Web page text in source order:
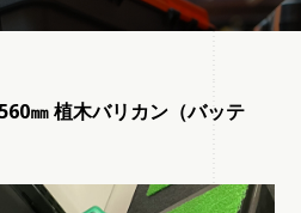
㎜ 植木バリカン（バッテ